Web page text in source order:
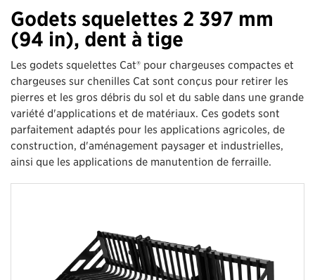
Godets squelettes 2 397 mm
(94 in), dent à tige
Les godets squelettes Cat® pour chargeuses compactes et
chargeuses sur chenilles Cat sont conçus pour retirer les
pierres et les gros débris du sol et du sable dans une grande
variété d'applications et de matériaux. Ces godets sont
parfaitement adaptés pour les applications agricoles, de
construction, d'aménagement paysager et industrielles,
ainsi que les applications de manutention de ferraille.